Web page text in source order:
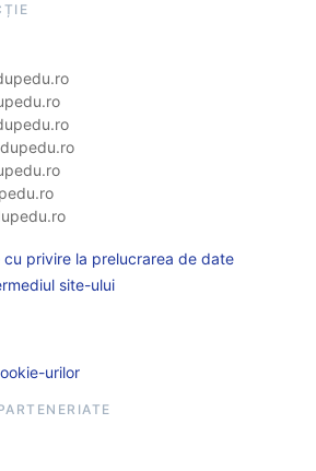
privire la prelucrarea de date
site-ului
urilor